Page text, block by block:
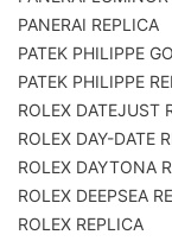
PANERAI REPLICA
PATEK PHILIPPE
PATEK PHILIPPE
ROLEX DATEJUST
ROLEX DAY-DATE
ROLEX DAYTONA
ROLEX DEEPSEA
ROLEX REPLICA